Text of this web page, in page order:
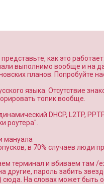
как это
выполнимо вообще и на
планов. Попробуйте
языка. Отсутствие
топик вообще.
DHCP, L2TP,
роутера".
мануала
в 70% случаев люди
терминал и вбиваем там
другие, пароль забить
На словах может быть